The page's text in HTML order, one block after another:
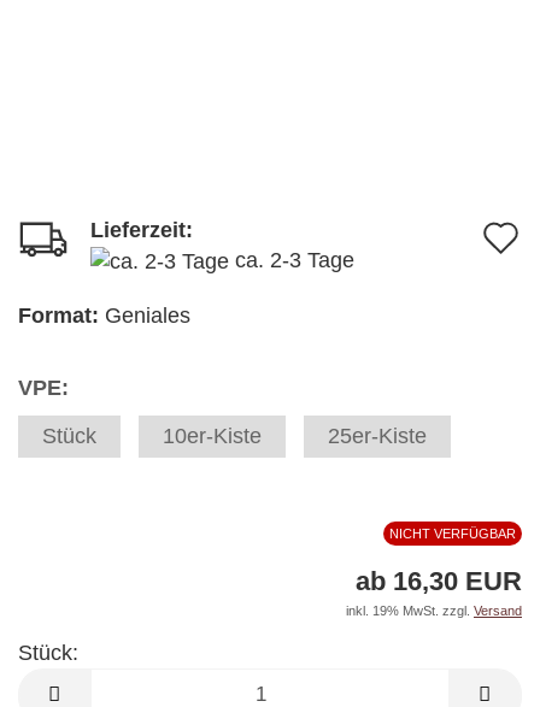
Lieferzeit:
ca. 2-3 Tage
Format: Geniales
VPE:
Stück
10er-Kiste 25er-Kiste
NICHT VERFÜGBAR
ab 16,30 EUR
inkl. 19% MwSt. zzgl. Versand
Stück:
Stück